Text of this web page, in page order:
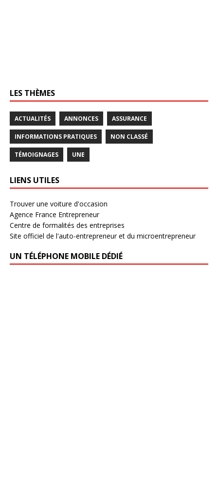
LES THÈMES
ACTUALITÉS ANNONCES ASSURANCE
INFORMATIONS PRATIQUES NON CLASSÉ
TÉMOIGNAGES UNE
LIENS UTILES
Trouver une voiture d'occasion
Agence France Entrepreneur
Centre de formalités des entreprises
Site officiel de l'auto-entrepreneur et du microentrepreneur
UN TÉLÉPHONE MOBILE DÉDIÉ